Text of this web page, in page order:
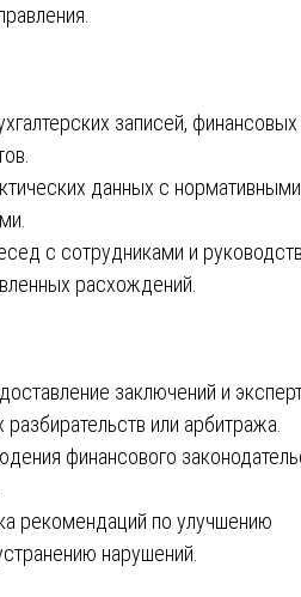
записей, финансовых
данных с нормативными
с сотрудниками и
расхождений.
заключений и
или арбитража.
финансового
рекомендаций по улучшению
нарушений.